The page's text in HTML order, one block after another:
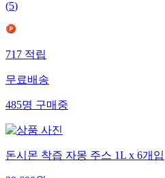
(5)
717적립
무료배송
485명구매중
돈시몬 착즙 자몽 주스 1L x 6개입